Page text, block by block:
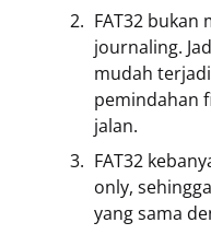
FAT32 bukan
journaling.
mudah
pemindahan
jalan.
FAT32
only,
yang sama